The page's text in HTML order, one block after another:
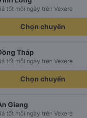
tốt mỗi ngày trên Vexere
Chọn chuyến
Tháp
tốt mỗi ngày trên Vexere
Chọn chuyến
Giang
tốt mỗi ngày trên Vexere